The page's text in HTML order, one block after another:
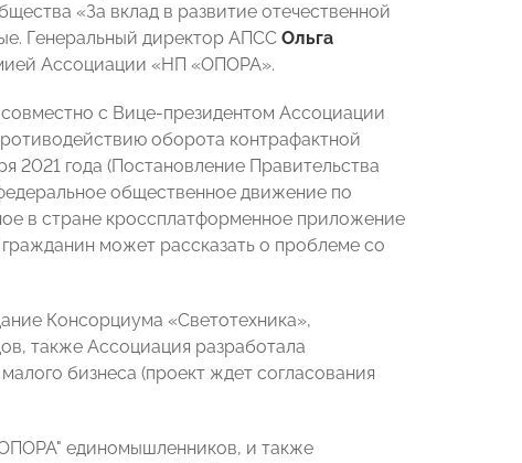
«За вклад в развитие отечественной
Генеральный директор АПСС Ольга
Ассоциации «НП «ОПОРА».
с Вице-президентом Ассоциации
оборота контрафактной
2021 года (Постановление Правительства
общественное движение по
в стране кроссплатформенное приложение
может рассказать о проблеме со
Консорциума «Светотехника»,
также Ассоциация разработала
бизнеса (проект ждет согласования
единомышленников, и также